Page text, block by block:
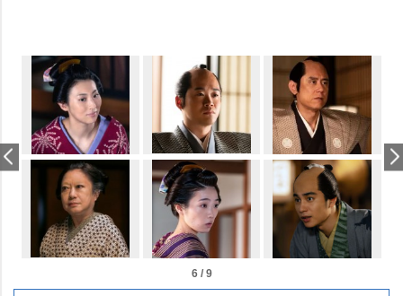
6 / 9